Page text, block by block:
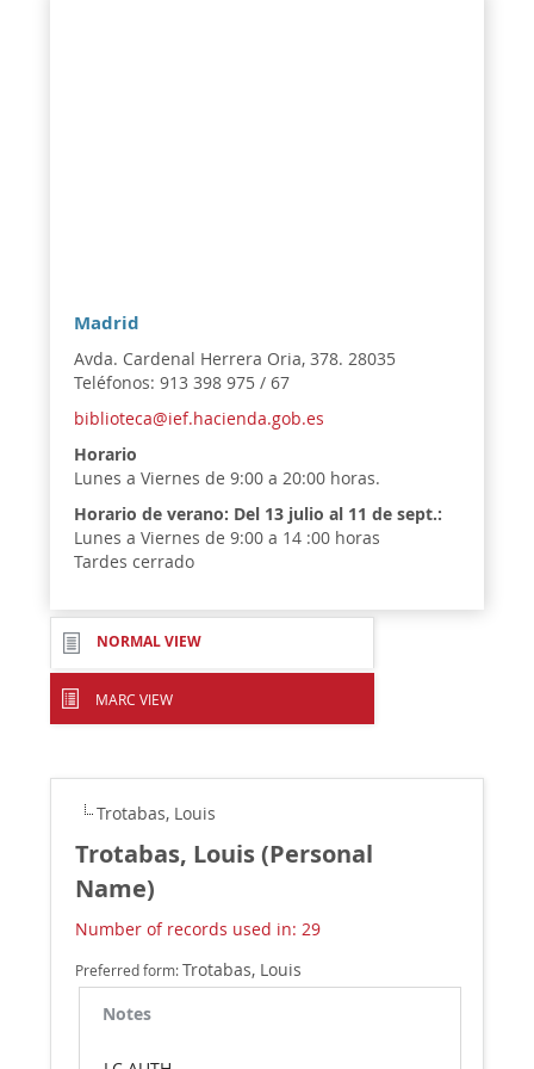
Madrid
Avda. Cardenal Herrera Oria, 378. 28035
Teléfonos: 913 398 975 / 67
biblioteca@ief.hacienda.gob.es
Horario
Lunes a Viernes de 9:00 a 20:00 horas.
Horario de verano: Del 13 julio al 11 de sept.:
Lunes a Viernes de 9:00 a 14 :00 horas
Tardes cerrado
NORMAL VIEW
MARC VIEW
Trotabas, Louis
Trotabas, Louis (Personal
Name)
Number of records used in: 29
Preferred form:Trotabas, Louis
Notes